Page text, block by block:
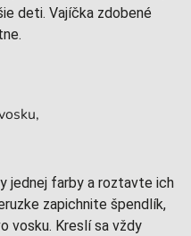
deti. Vajíčka zdobené
jednej farby a roztavte ich
zapichnite špendlík,
vosku. Kreslí sa vždy